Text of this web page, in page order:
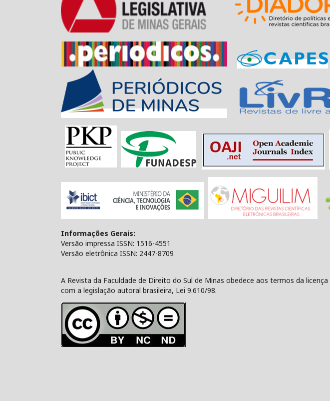
Informações Gerais:
Versão impressa ISSN: 1516-4551
Versão eletrônica ISSN: 2447-8709
A Revista da Faculdade de Direito do Sul de Minas obedece aos termos da licença
com a legislação autoral brasileira, Lei 9.610/98.